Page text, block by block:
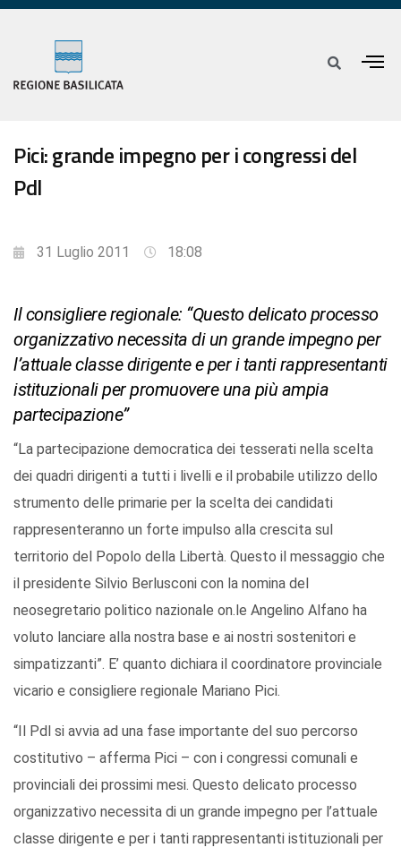
Pici: grande impegno per i congressi del
Pdl
31 Luglio 2011 18:08
Il consigliere regionale: “Questo delicato processo
organizzativo necessita di un grande impegno per
l’attuale classe dirigente e per i tanti rappresentanti
istituzionali per promuovere una più ampia
partecipazione”
“La partecipazione democratica dei tesserati nella scelta
dei quadri dirigenti a tutti i livelli e il probabile utilizzo dello
strumento delle primarie per la scelta dei candidati
rappresenteranno un forte impulso alla crescita sul
territorio del Popolo della Libertà. Questo il messaggio che
il presidente Silvio Berlusconi con la nomina del
neosegretario politico nazionale on.le Angelino Alfano ha
voluto lanciare alla nostra base e ai nostri sostenitori e
simpatizzanti”. E’ quanto dichiara il coordinatore provinciale
vicario e consigliere regionale Mariano Pici.
“Il Pdl si avvia ad una fase importante del suo percorso
costitutivo – afferma Pici – con i congressi comunali e
provinciali dei prossimi mesi. Questo delicato processo
organizzativo necessita di un grande impegno per l’attuale
classe dirigente e per i tanti rappresentanti istituzionali per